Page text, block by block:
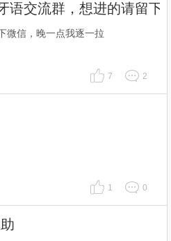
语交流群，想进的请留下
微信，晚一点我逐一拉
7 2
1 0